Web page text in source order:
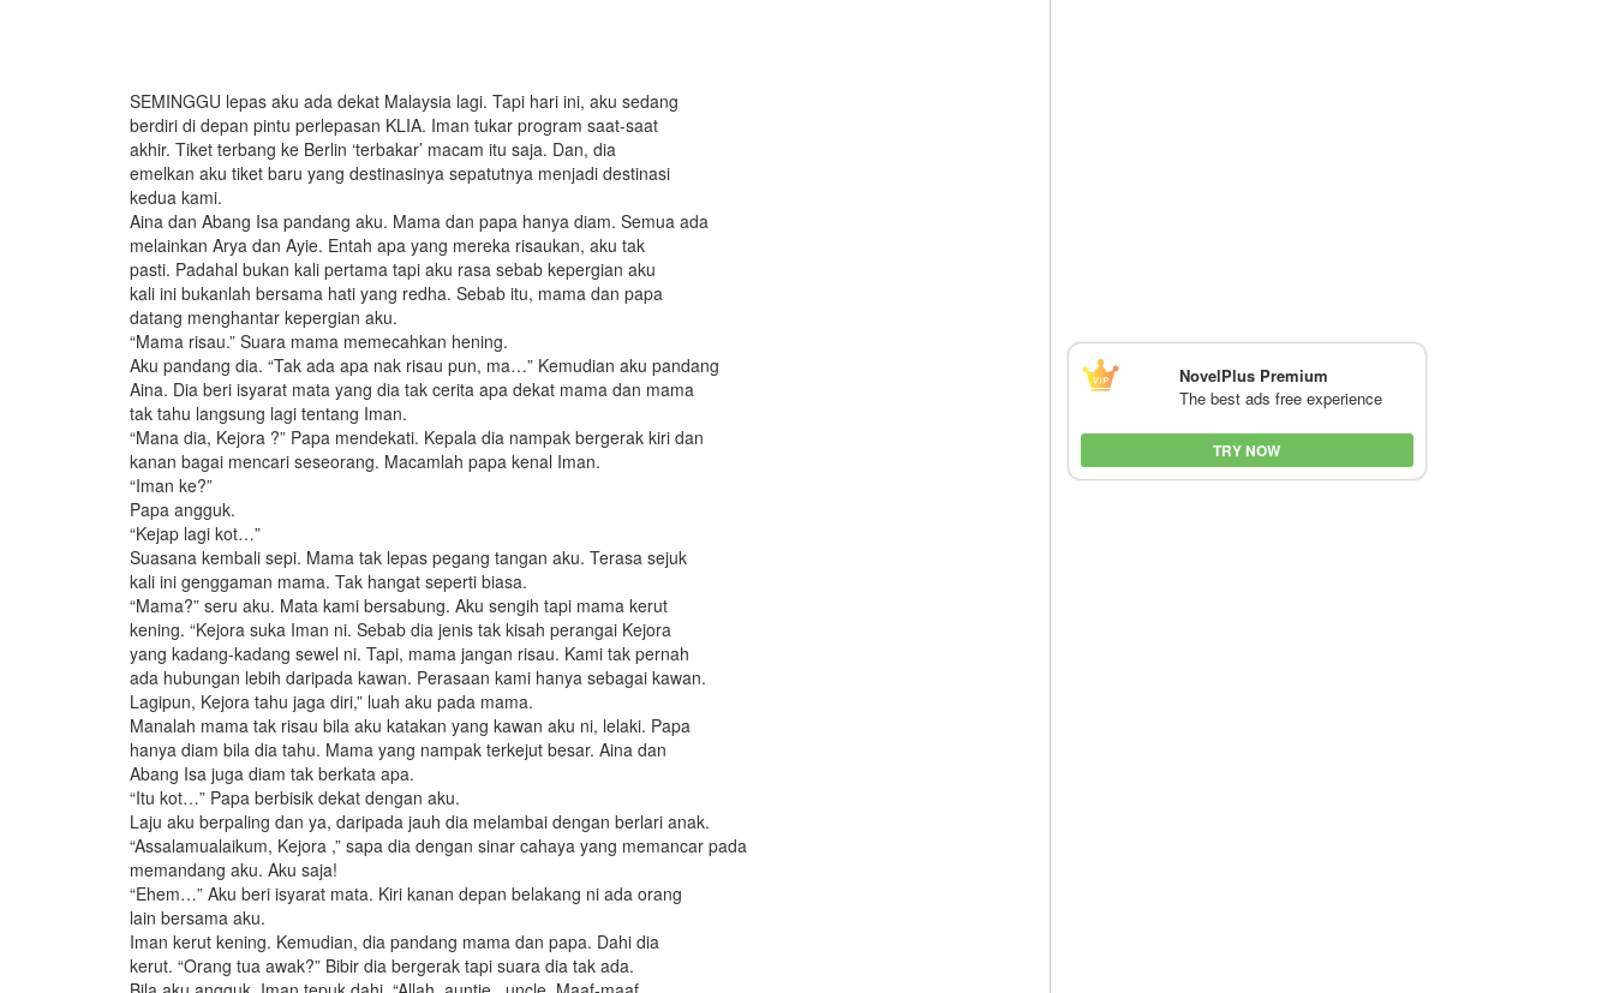
SEMINGGU lepas aku ada dekat Malaysia lagi. Tapi hari ini, aku sedang
berdiri di depan pintu perlepasan KLIA. Iman tukar program saat-saat
akhir. Tiket terbang ke Berlin ‘terbakar’ macam itu saja. Dan, dia
emelkan aku tiket baru yang destinasinya sepatutnya menjadi destinasi
kedua kami.
Aina dan Abang Isa pandang aku. Mama dan papa hanya diam. Semua ada
melainkan Arya dan Ayie. Entah apa yang mereka risaukan, aku tak
pasti. Padahal bukan kali pertama tapi aku rasa sebab kepergian aku
kali ini bukanlah bersama hati yang redha. Sebab itu, mama dan papa
datang menghantar kepergian aku.
“Mama risau.” Suara mama memecahkan hening.
Aku pandang dia. “Tak ada apa nak risau pun, ma…” Kemudian aku pandang
Aina. Dia beri isyarat mata yang dia tak cerita apa dekat mama dan mama
tak tahu langsung lagi tentang Iman.
“Mana dia, Kejora ?” Papa mendekati. Kepala dia nampak bergerak kiri dan
kanan bagai mencari seseorang. Macamlah papa kenal Iman.
“Iman ke?”
Papa angguk.
“Kejap lagi kot…”
Suasana kembali sepi. Mama tak lepas pegang tangan aku. Terasa sejuk
kali ini genggaman mama. Tak hangat seperti biasa.
“Mama?” seru aku. Mata kami bersabung. Aku sengih tapi mama kerut
kening. “Kejora suka Iman ni. Sebab dia jenis tak kisah perangai Kejora
yang kadang-kadang sewel ni. Tapi, mama jangan risau. Kami tak pernah
ada hubungan lebih daripada kawan. Perasaan kami hanya sebagai kawan.
Lagipun, Kejora tahu jaga diri,” luah aku pada mama.
Manalah mama tak risau bila aku katakan yang kawan aku ni, lelaki. Papa
hanya diam bila dia tahu. Mama yang nampak terkejut besar. Aina dan
Abang Isa juga diam tak berkata apa.
“Itu kot…” Papa berbisik dekat dengan aku.
Laju aku berpaling dan ya, daripada jauh dia melambai dengan berlari anak.
“Assalamualaikum, Kejora ,” sapa dia dengan sinar cahaya yang memancar pada
memandang aku. Aku saja!
“Ehem…” Aku beri isyarat mata. Kiri kanan depan belakang ni ada orang
lain bersama aku.
Iman kerut kening. Kemudian, dia pandang mama dan papa. Dahi dia
kerut. “Orang tua awak?” Bibir dia bergerak tapi suara dia tak ada.
NovelPlus Premium
The best ads free experience
TRY NOW